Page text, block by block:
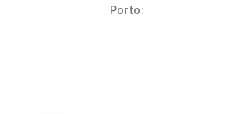
Porto: